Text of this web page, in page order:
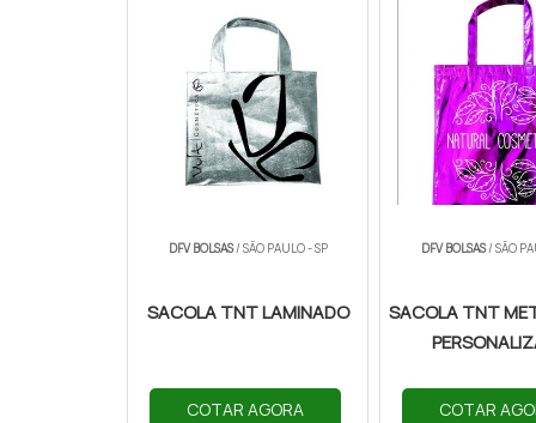
DFV BOLSAS/ SÃO PAULO - SP
SACOLA TNT LAMINADO
COTAR AGORA
DFV BOLSAS/ SÃO
SACOLA TNT
COTAR